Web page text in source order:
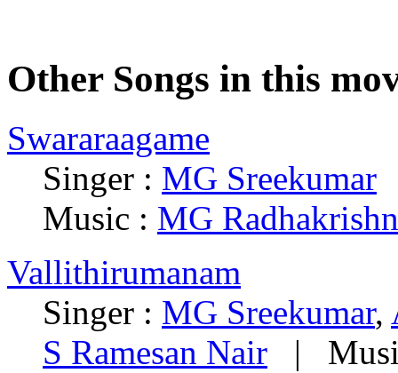
Other Songs in this
Swararaagame
Singer : MG Sreekumar
Music : MG
Vallithirumanam
Singer : MG Sreekumar,
S Ramesan Nair |